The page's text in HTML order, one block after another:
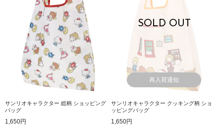
サンリオキャラクター 総柄 ショッピング
バッグ
1,650円
SOLD OUT
再入荷通知
サンリオキャラクター クッキング柄 ショ
ッピングバッグ
1,650円